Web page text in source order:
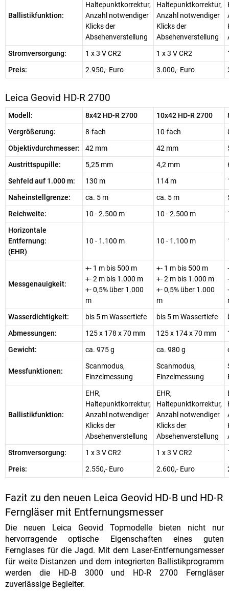
Ballistikfunktion:
Haltepunktkorrektur,
Anzahl notwendiger
Klicks der
Absehenverstellung
Haltepunktkorrektur,
Anzahl notwendiger
Klicks der
Absehenverstellung
Stromversorgung:
1 x 3 V CR2 1 x 3 V CR2
Preis:
2.950,- Euro 3.000,- Euro
Leica Geovid HD-R 2700
Modell: 8x42 HD-R 2700 10x42 HD-R 2700
Vergrößerung:
8-fach 10-fach
Objektivdurchmesser:
42 mm 42 mm
Austrittspupille:
5,25 mm 4,2 mm
Sehfeld auf 1.000 m:
130 m 114 m
Naheinstellgrenze:
ca. 5 m ca. 5 m
Reichweite:
10 - 2.500 m 10 - 2.500 m
Horizontale
Entfernung:
(EHR)
10 - 1.100 m 10 - 1.100 m
Messgenauigkeit:
+- 1 m bis 500 m
+- 2 m bis 1.000 m
+- 0,5% über 1.000
m
+- 1 m bis 500 m
+- 2 m bis 1.000 m
+- 0,5% über 1.000
m
Wasserdichtigkeit:
bis 5 m Wassertiefe bis 5 m Wassertiefe
Abmessungen:
125 x 178 x 70 mm 125 x 174 x 70 mm
Gewicht:
ca. 975 g ca. 980 g
Messfunktionen:
Scanmodus,
Einzelmessung
Scanmodus,
Einzelmessung
Ballistikfunktion:
EHR,
Haltepunktkorrektur,
Anzahl notwendiger
Klicks der
Absehenverstellung
EHR,
Haltepunktkorrektur,
Anzahl notwendiger
Klicks der
Absehenverstellung
Stromversorgung:
1 x 3 V CR2 1 x 3 V CR2
Preis:
2.550,- Euro 2.600,- Euro
Fazit zu den neuen Leica Geovid HD-B und HD-R
Ferngläser mit Entfernungsmesser
Die neuen Leica Geovid Topmodelle bieten nicht nur
hervorragende optische Eigenschaften eines guten
Fernglases für die Jagd. Mit dem Laser-Entfernungsmesser
für weite Distanzen und dem integrierten Ballistikprogramm
werden die HD-B 3000 und HD-R 2700 Ferngläser
zuverlässige Begleiter.